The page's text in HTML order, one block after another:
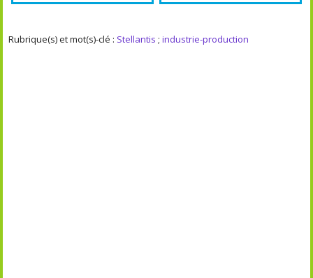
Rubrique(s) et mot(s)-clé : Stellantis ;industrie-production